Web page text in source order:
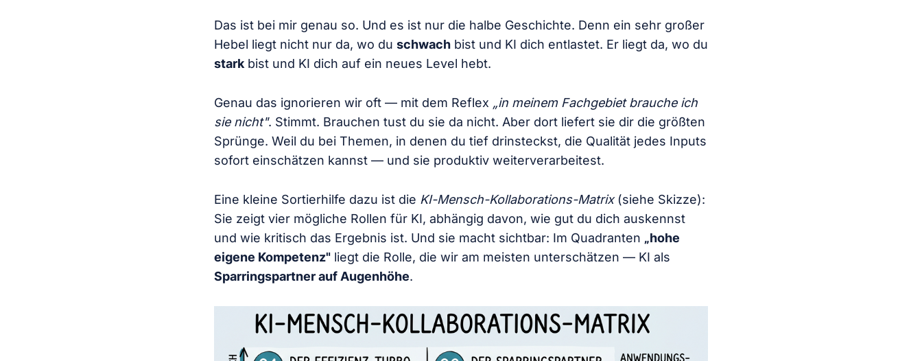
Das ist bei mir genau so. Und es ist nur die halbe Geschichte. Denn ein sehr großer
Hebel liegt nicht nur da, wo du schwach bist und KI dich entlastet. Er liegt da, wo du
starkbist und KI dich auf ein neues Level hebt.
Genau das ignorieren wir oft — mit dem Reflex „in meinem Fachgebiet brauche ich
sie nicht". Stimmt. Brauchen tust du sie da nicht. Aber dort liefert sie dir die größten
Sprünge. Weil du bei Themen, in denen du tief drinsteckst, die Qualität jedes Inputs
sofort einschätzen kannst — und sie produktiv weiterverarbeitest.
Eine kleine Sortierhilfe dazu ist die KI-Mensch-Kollaborations-Matrix(siehe Skizze):
Sie zeigt vier mögliche Rollen für KI, abhängig davon, wie gut du dich auskennst
und wie kritisch das Ergebnis ist. Und sie macht sichtbar: Im Quadranten „hohe
eigene Kompetenz" liegt die Rolle, die wir am meisten unterschätzen — KI als
Sparringspartner auf Augenhöhe.